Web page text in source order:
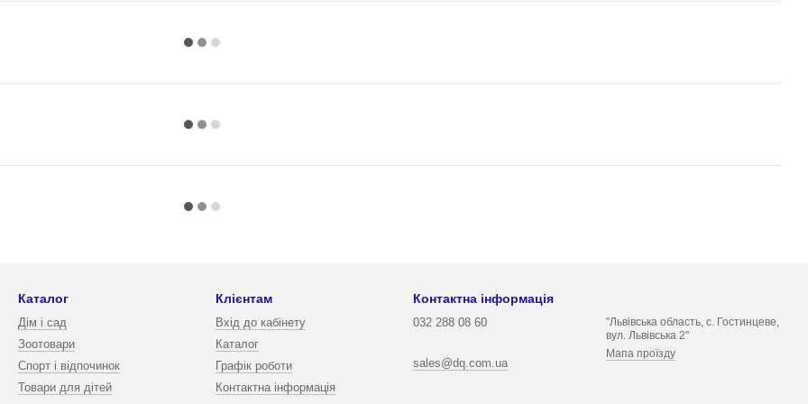
Каталог
Дім і сад
Зоотовари
Спорт і відпочинок
Товари для дітей
Клієнтам
Вхід до кабінету
Каталог
Графік роботи
Контактна інформація
Контактна інформація
032 288 08 60
sales@dq.com.ua
"Львівська область, с. Гостинцеве,
вул. Львівська 2"
Мапа проїзду